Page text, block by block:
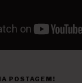
POSTAGEM!